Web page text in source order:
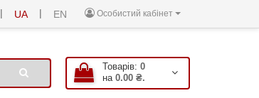
Особистий кабінет
| UA | EN
Товарів: 0
на 0.00 ₴.